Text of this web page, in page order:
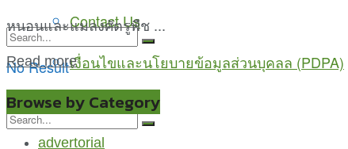
Contact Us
เงื่อนไขและนโยบายข้อมูลส่วนบุคลล (PDPA)
No Result
View All Result
หนอนและแมลงศัตรูพืช ...
Read more
Browse by Category
advertorial